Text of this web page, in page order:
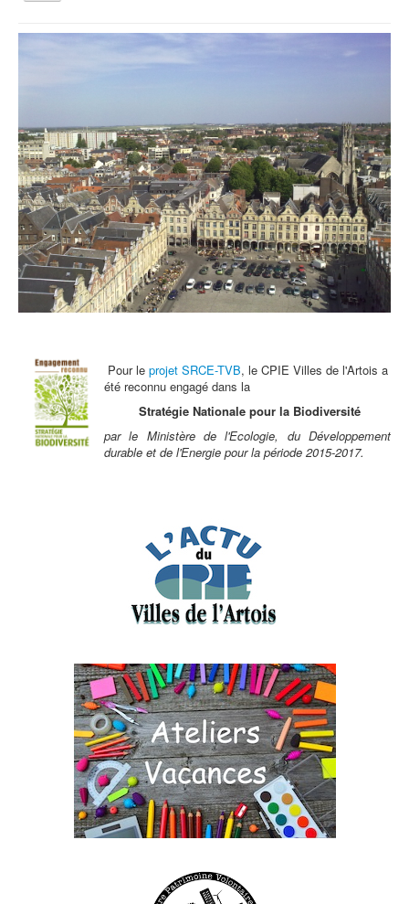
la
Vous êtes ici :
Accueil Faune "Square" - Balade nocturne
Animations et éducation
Accompagnement du territoire et ingénierie
Espace Info Energie
Guide Nature Patrimoine Volontaire (GNPV)
Centre de Ressources du Territoire (CRT)
Contact
Pour le projet SRCE-TVB, le CPIE Villes de l'Artois a
été reconnu engagé dans la
Stratégie Nationale pour la Biodiversité
par le Ministère de l'Ecologie, du Développement
durable et de l'Energie pour la période 2015-2017.